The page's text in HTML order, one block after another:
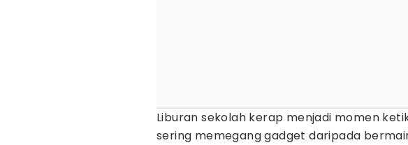
Liburan sekolah kerap menjadi momen
sering memegang gadget daripada